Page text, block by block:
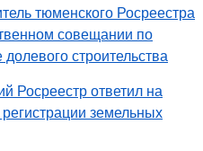
тюменского Росреестра
совещании по
строительства
Росреестр ответил на
земельных